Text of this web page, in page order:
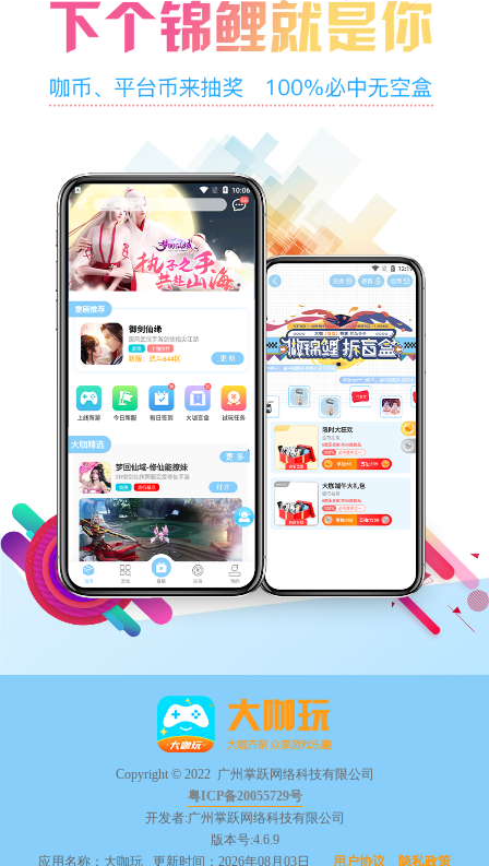
Copyright © 2022 广州掌跃网络科技有限公司
粤ICP备20055729号
开发者:广州掌跃网络科技有限公司
版本号:4.6.9
应用名称：大咖玩 更新时间：2026年08月03日 用户协议 隐私政策